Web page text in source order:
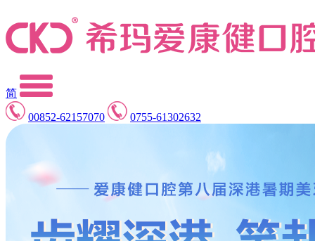
简
00852-62157070
0755-61302632